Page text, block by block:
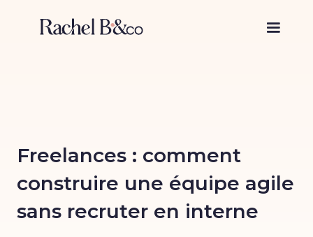
Freelances : comment
construire une équipe agile
sans recruter en interne